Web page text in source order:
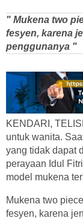
" Mukena two
fesyen, karena
penggunanya "
KENDARI,
untuk wanita.
yang tidak dapat
perayaan Idul
model mukena
Mukena two
fesyen, karena